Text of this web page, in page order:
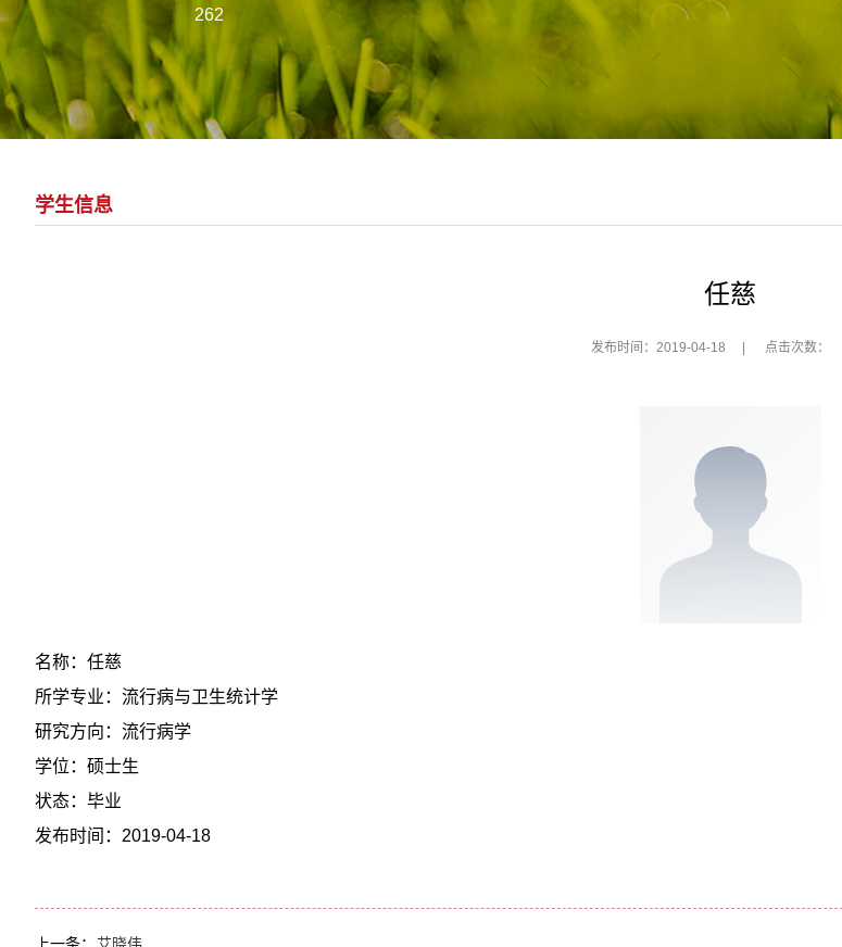
262
学生信息
任慈
发布时间：2019-04-18 点击次数：
名称：任慈
所学专业：流行病与卫生统计学
研究方向：流行病学
学位：硕士生
状态：毕业
发布时间：2019-04-18